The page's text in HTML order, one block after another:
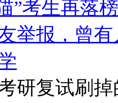
研复试刷